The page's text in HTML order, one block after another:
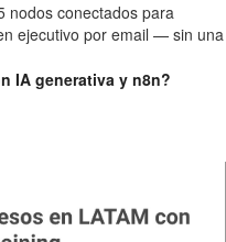
nodos conectados para
ejecutivo por email — sin una
IA generativa y n8n?